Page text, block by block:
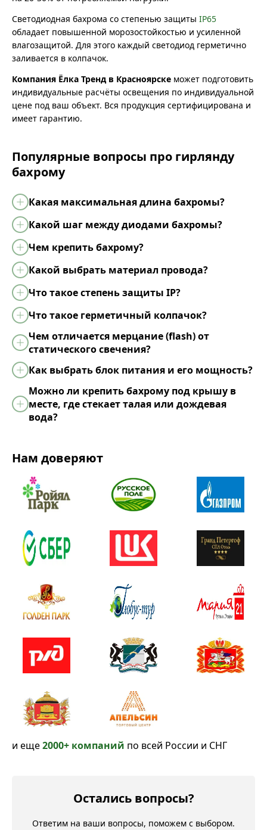
Светодиодная бахрома со степенью защиты IP65
обладает повышенной морозостойкостью и усиленной
влагозащитой. Для этого каждый светодиод герметично
заливается в колпачок.
Компания Ёлка Тренд в Красноярске может подготовить
индивидуальные расчёты освещения по индивидуальной
цене под ваш объект. Вся продукция сертифицирована и
имеет гарантию.
Популярные вопросы про гирлянду
бахрому
Какая максимальная длина бахромы?
Какой шаг между диодами бахромы?
Чем крепить бахрому?
Какой выбрать материал провода?
Что такое степень защиты IP?
Что такое герметичный колпачок?
Чем отличается мерцание (flash) от
статического свечения?
Как выбрать блок питания и его мощность?
Можно ли крепить бахрому под крышу в
месте, где стекает талая или дождевая
вода?
Нам доверяют
и еще2000+ компаний по всей России и СНГ
Остались вопросы?
Ответим на ваши вопросы, поможем с выбором.